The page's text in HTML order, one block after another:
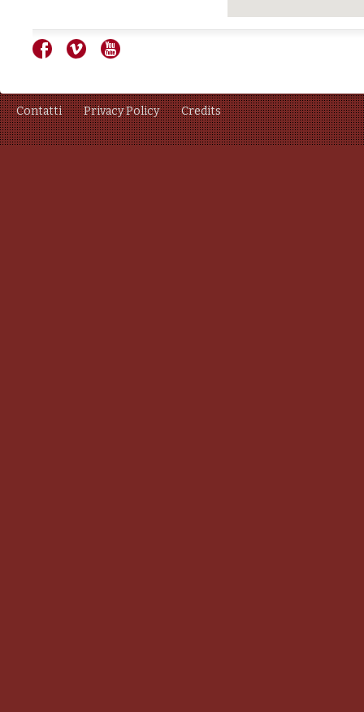
Contatti Privacy Policy Credits